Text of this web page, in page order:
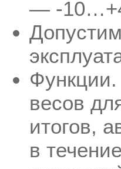
— -
весов
итогов,
в